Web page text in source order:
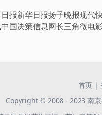
报新华日报扬子晚报现代
中国决策信息网长三角微电影
首页 |
Copyright © 2008 - 2023 南